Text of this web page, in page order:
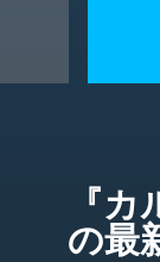
『カ
の最